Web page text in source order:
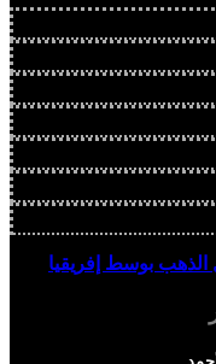
الذهب بوسط إفريقيا